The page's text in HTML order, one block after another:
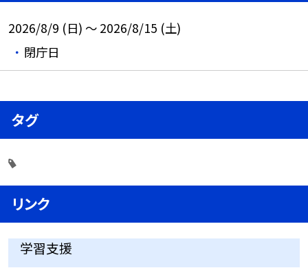
2026/8/9 (日) ～ 2026/8/15 (土)
閉庁日
タグ
リンク
学習支援